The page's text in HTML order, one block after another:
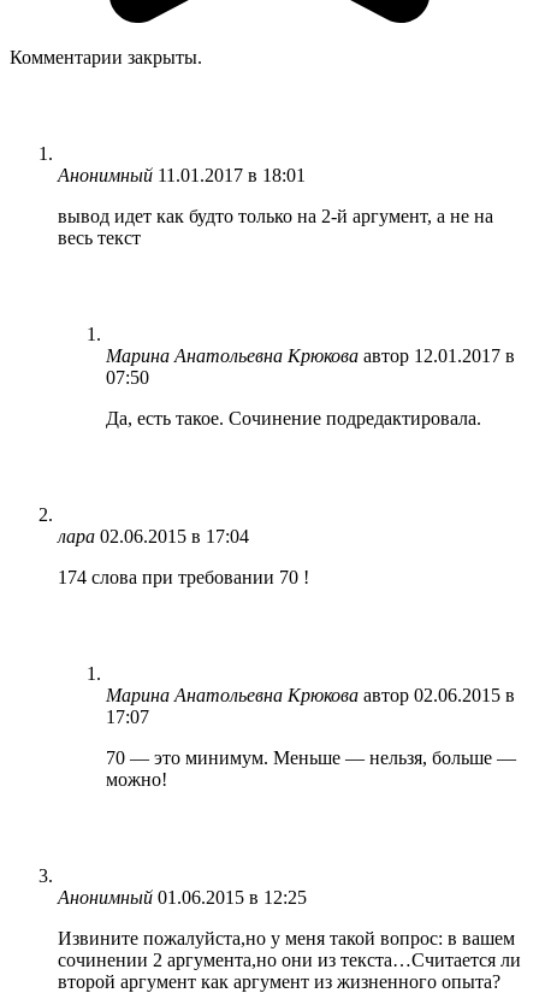
Комментарии закрыты.
Анонимный 11.01.2017 в 18:01
вывод идет как будто только на 2-й аргумент, а не на
весь текст
Марина Анатольевна Крюкова автор 12.01.2017 в
07:50
Да, есть такое. Сочинение подредактировала.
лара 02.06.2015 в 17:04
174 слова при требовании 70 !
Марина Анатольевна Крюкова автор 02.06.2015 в
17:07
70 — это минимум. Меньше — нельзя, больше —
можно!
Анонимный 01.06.2015 в 12:25
Извините пожалуйста,но у меня такой вопрос: в вашем
сочинении 2 аргумента,но они из текста…Считается ли
второй аргумент как аргумент из жизненного опыта?